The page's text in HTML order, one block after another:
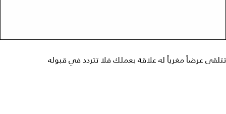
تتلقى عرضاً مغرياً له علاقة بعملك فلا تتردد في قبوله